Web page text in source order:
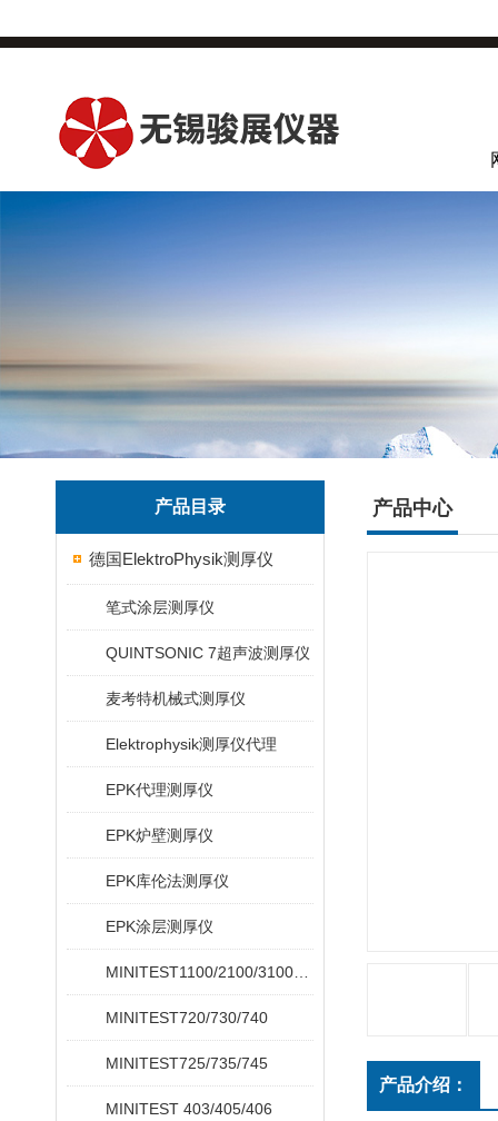
产品目录
德国ElektroPhysik测厚仪
笔式涂层测厚仪
QUINTSONIC 7超声波测厚仪
麦考特机械式测厚仪
Elektrophysik测厚仪代理
EPK代理测厚仪
EPK炉壁测厚仪
EPK库伦法测厚仪
EPK涂层测厚仪
MINITEST720/730/740
MINITEST725/735/745
MINITEST 403/405/406
产品中心
产品介绍：